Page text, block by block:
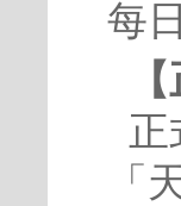
每
正
「